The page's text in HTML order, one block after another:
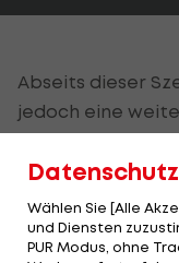
Abseits dieser
jedoch eine
hatte.
"Defensiv sind
betont
Datenschutz
Wählen Sie [Alle
und Diensten
PUR Modus, ohne